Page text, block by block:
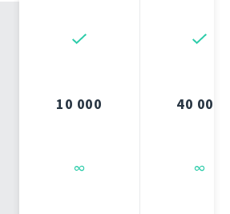
10 000
∞
40 000
∞